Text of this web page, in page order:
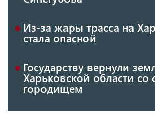
Из-за жары трасса на
стала опасной
Государству вернули
Харьковской области со
городищем